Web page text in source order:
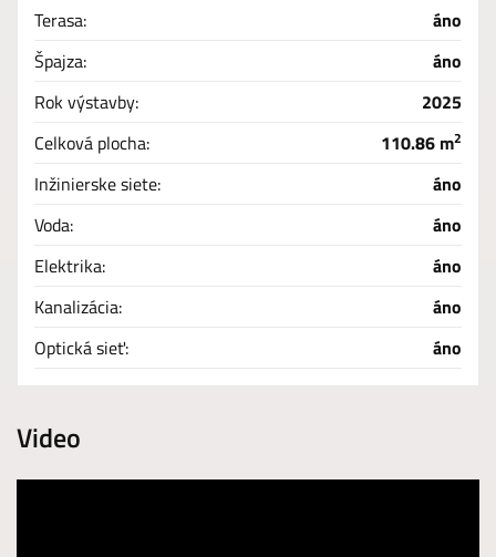
Terasa:
áno
Špajza:
áno
Rok výstavby:
2025
Celková plocha:
110.86 m2
Inžinierske siete:
áno
Voda:
áno
Elektrika:
áno
Kanalizácia:
áno
Optická sieť:
áno
Video